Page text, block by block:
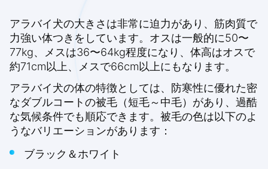
アラバイ犬の大きさは非常に迫力があり、筋肉質で
力強い体つきをしています。オスは一般的に50〜
77kg、メスは36〜64kg程度になり、体高はオスで
約71cm以上、メスで66cm以上にもなります。
アラバイ犬の体の特徴としては、防寒性に優れた密
なダブルコートの被毛（短毛～中毛）があり、過酷
な気候条件でも順応できます。被毛の色は以下のよ
うなバリエーションがあります：
ブラック＆ホワイト